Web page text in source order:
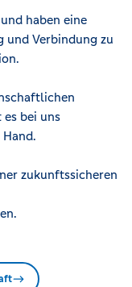
haben eine
und Verbindung zu
es bei uns
zukunftssicheren